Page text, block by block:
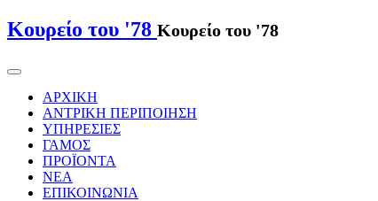
Κουρείο του '78 Κουρείο του '78
ΑΡΧΙΚΗ
ΑΝΤΡΙΚΗ ΠΕΡΙΠΟΙΗΣΗ
ΥΠΗΡΕΣΙΕΣ
ΓΑΜΟΣ
ΠΡΟΪΟΝΤΑ
ΝΕΑ
ΕΠΙΚΟΙΝΩΝΙΑ